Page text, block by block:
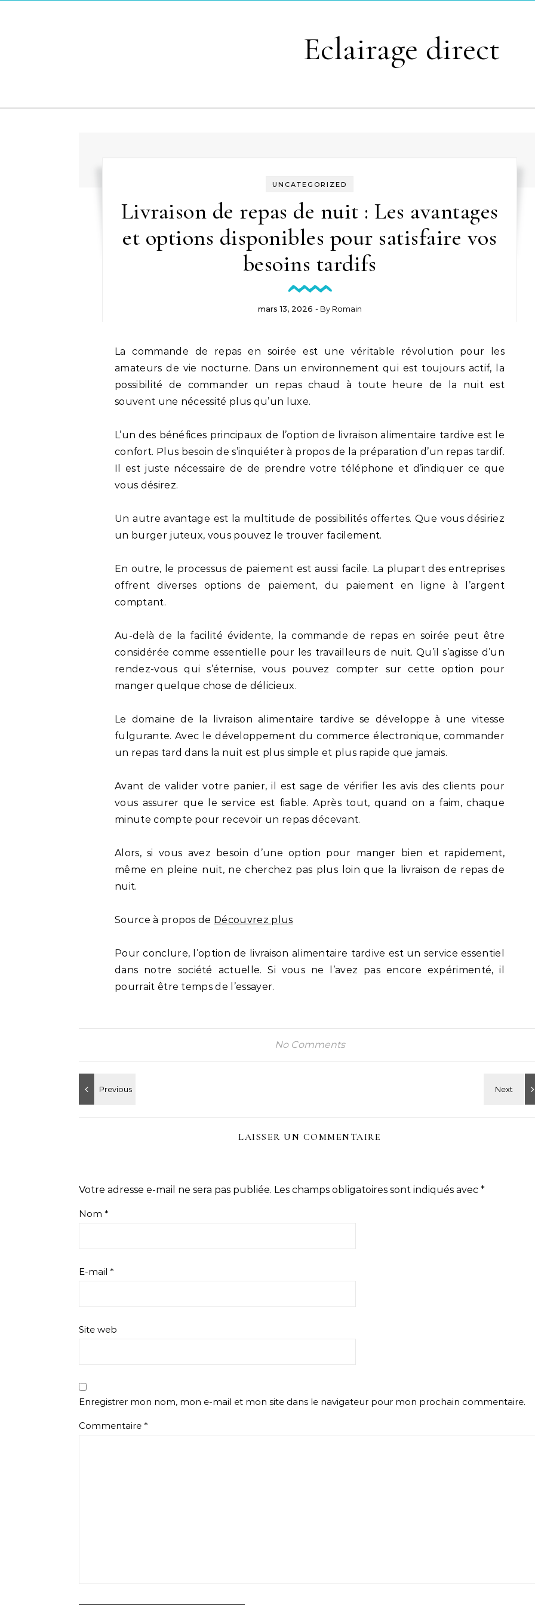
Eclairage direct
UNCATEGORIZED
Livraison de repas de nuit : Les avantages
et options disponibles pour satisfaire vos
besoins tardifs
mars 13, 2026 - By Romain
La commande de repas en soirée est une véritable révolution pour les
amateurs de vie nocturne. Dans un environnement qui est toujours actif, la
possibilité de commander un repas chaud à toute heure de la nuit est
souvent une nécessité plus qu’un luxe.
L’un des bénéfices principaux de l’option de livraison alimentaire tardive est le
confort. Plus besoin de s’inquiéter à propos de la préparation d’un repas tardif.
Il est juste nécessaire de de prendre votre téléphone et d’indiquer ce que
vous désirez.
Un autre avantage est la multitude de possibilités offertes. Que vous désiriez
un burger juteux, vous pouvez le trouver facilement.
En outre, le processus de paiement est aussi facile. La plupart des entreprises
offrent diverses options de paiement, du paiement en ligne à l’argent
comptant.
Au-delà de la facilité évidente, la commande de repas en soirée peut être
considérée comme essentielle pour les travailleurs de nuit. Qu’il s’agisse d’un
rendez-vous qui s’éternise, vous pouvez compter sur cette option pour
manger quelque chose de délicieux.
Le domaine de la livraison alimentaire tardive se développe à une vitesse
fulgurante. Avec le développement du commerce électronique, commander
un repas tard dans la nuit est plus simple et plus rapide que jamais.
Avant de valider votre panier, il est sage de vérifier les avis des clients pour
vous assurer que le service est fiable. Après tout, quand on a faim, chaque
minute compte pour recevoir un repas décevant.
Alors, si vous avez besoin d’une option pour manger bien et rapidement,
même en pleine nuit, ne cherchez pas plus loin que la livraison de repas de
nuit.
Source à propos de Découvrez plus
Pour conclure, l’option de livraison alimentaire tardive est un service essentiel
dans notre société actuelle. Si vous ne l’avez pas encore expérimenté, il
pourrait être temps de l’essayer.
No Comments
LAISSER UN COMMENTAIRE
Votre adresse e-mail ne sera pas publiée. Les champs obligatoires sont indiqués avec *
Nom *
E-mail *
Site web
Enregistrer mon nom, mon e-mail et mon site dans le navigateur pour mon prochain commentaire.
Commentaire *